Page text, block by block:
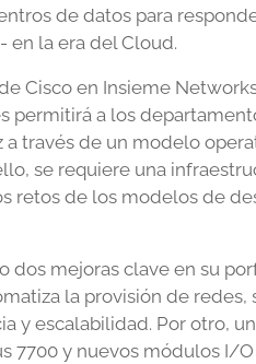
de datos para
en la era del Cloud.
Cisco en Insieme
permitirá a los
a través de un modelo
se requiere una
retos de los modelos de
dos mejoras clave en su
la provisión de
y escalabilidad. Por otro,
7700 y nuevos módulos I/